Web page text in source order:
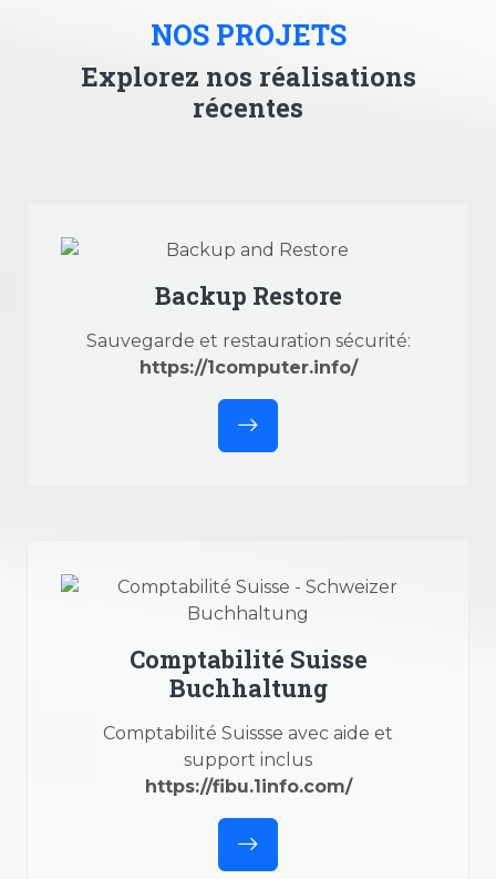
NOS PROJETS
Explorez nos réalisations
récentes
Backup Restore
Sauvegarde et restauration sécurité:
https://1computer.info/
Comptabilité Suisse
Buchhaltung
Comptabilité Suissse avec aide et
support inclus
https://fibu.1info.com/